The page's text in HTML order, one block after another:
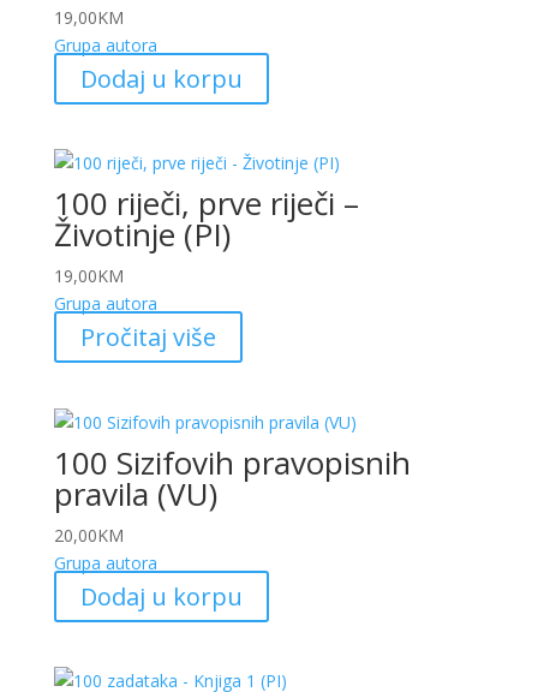
19,00KM
Grupa autora
Dodaj u korpu
100 riječi, prve riječi –
Životinje (PI)
19,00KM
Grupa autora
Pročitaj više
100 Sizifovih pravopisnih
pravila (VU)
20,00KM
Grupa autora
Dodaj u korpu